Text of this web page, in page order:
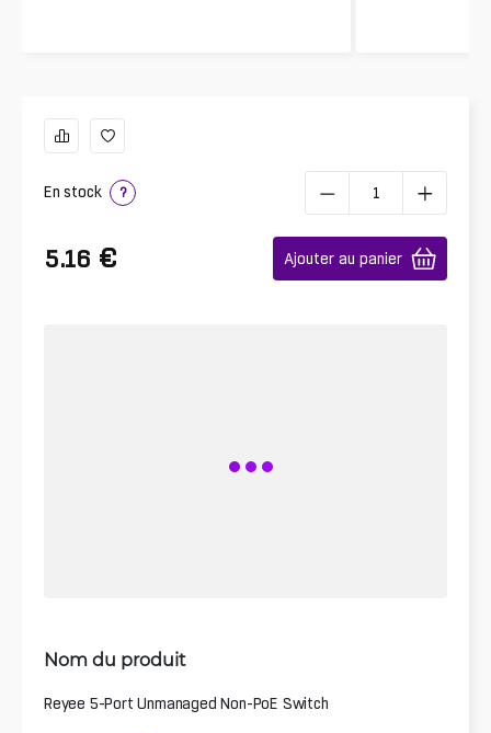
En stock ?
5.16 € Ajouter au panier
Nom du produit
Reyee 5-Port Unmanaged Non-PoE Switch